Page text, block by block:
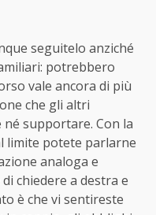
seguitelo anziché
potrebbero
vale ancora di più
che gli altri
supportare. Con la
limite potete parlarne
analoga e
chiedere a destra e
è che vi sentireste